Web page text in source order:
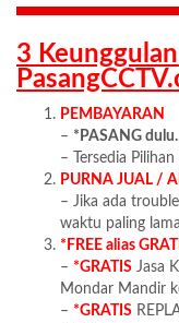
3
PEMBAYARAN
– *PASANG
– Tersedia
PURNA JUAL /
– Jika ada
waktu paling
*FREE alias
– *GRATIS Jasa
Mondar Mandir
– *GRATIS